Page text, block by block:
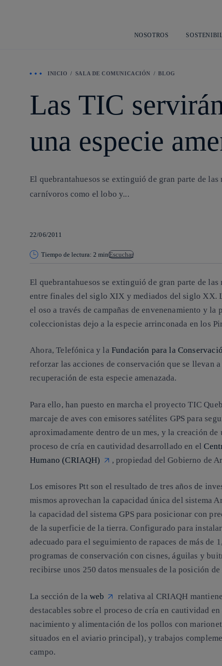
NOSOTROS
INICIO SALA DE COMUNICACIÓN BLOG
Las TIC
una especie
El quebrantahuesos se extinguió de gran parte de
carnívoros como el lobo y...
22/06/2011
Tiempo de lectura: 2 minEscuchar
El quebrantahuesos se extinguió de gran parte de
entre finales del siglo XIX y mediados del siglo XX.
el oso a través de campañas de envenenamiento y
coleccionistas dejo a la especie arrinconada en los
Ahora, Telefónica y la Fundación para la
reforzar las acciones de conservación que se llevan
recuperación de esta especie amenazada.
Para ello, han puesto en marcha el proyectoTIC
marcaje de aves con emisores satélites GPS para
aproximadamente dentro de un mes, y la creación
proceso de cría en cautividad desarrollado en el
Humano (CRIAQH)
, propiedad del Gobierno de
Los emisores Ptt son el resultado de tres años de
mismos aprovechan la capacidad única del sistema
la capacidad del sistema GPS para posicionar con
de la superficie de la tierra. Configurado para
adecuado para el seguimiento de rapaces de más
programas de conservación con cisnes, águilas y
recibirse unos 250 datos mensuales de la posición de
La sección de la web
relativa al CRIAQH
destacables sobre el proceso de cría en cautividad
nacimiento y alimentación de los pollos con
situados en el aviario principal), y trabajos
campo.